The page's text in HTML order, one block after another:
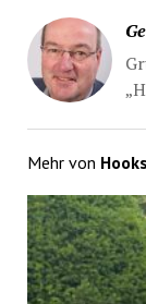
Mehr von